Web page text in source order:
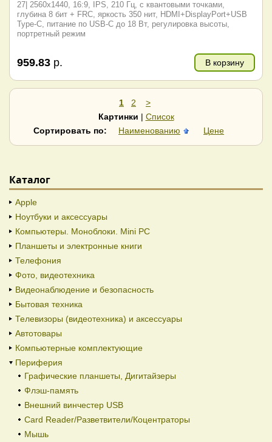
27| 2560x1440, 16:9, IPS, 210 Гц, c квантовыми точками,
глубина 8 бит + FRC, яркость 350 нит, HDMI+DisplayPort+USB
Type-C, питание по USB-C до 18 Вт, регулировка высоты,
портретный режим
959.83 р. В корзину
1 2
>
Картинки | Список
Сортировать по:
Наименованию Цене
Каталог
Apple
Ноутбуки и аксессуары
Компьютеры. Моноблоки. Mini PC
Планшеты и электронные книги
Телефония
Фото, видеотехника
Видеонаблюдение и безопасность
Бытовая техника
Телевизоры (видеотехника) и аксессуары
Автотовары
Компьютерные комплектующие
Периферия
Графические планшеты, Дигитайзеры
Флэш-память
Внешний винчестер USB
Card Reader/Разветвители/Коцентраторы
Мышь